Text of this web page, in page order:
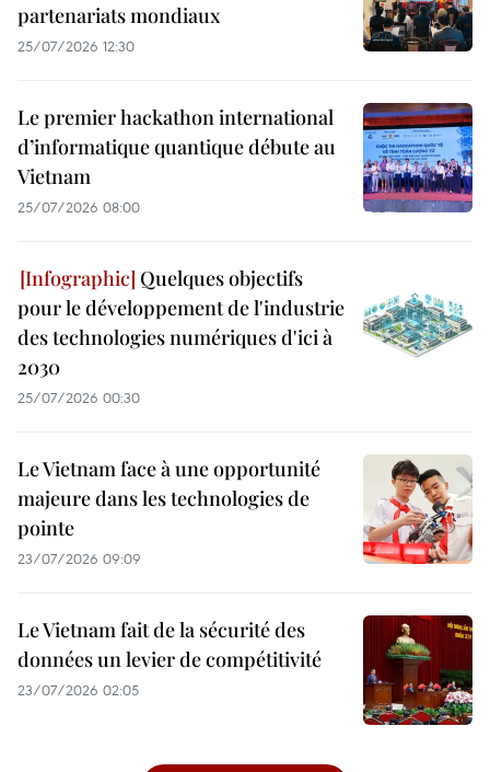
partenariats mondiaux
25/07/2026 12:30
Le premier hackathon international
d’informatique quantique débute au
Vietnam
25/07/2026 08:00
Quelques objectifs
pour le développement de l'industrie
des technologies numériques d'ici à
2030
25/07/2026 00:30
Le Vietnam face à une opportunité
majeure dans les technologies de
pointe
23/07/2026 09:09
Le Vietnam fait de la sécurité des
données un levier de compétitivité
23/07/2026 02:05